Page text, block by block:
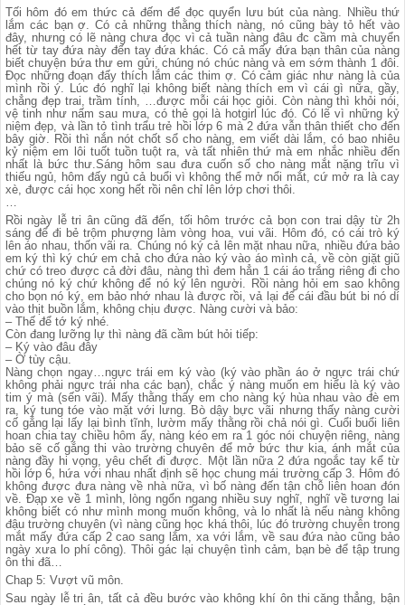
Tối hôm đó em thức cả đếm để đọc quyển lưu bút của nàng. Nhiều thứ
lắm các bạn ợ. Có cả những thằng thích nàng, nó cũng bày tỏ hết vào
đây, nhưng có lẽ nàng chưa đọc vì cả tuần nàng đâu đc cầm mà chuyển
hết từ tay đứa này đến tay đứa khác. Có cả mấy đứa bạn thân của nàng
biết chuyện bứa thư em gửi, chúng nó chúc nàng và em sớm thành 1 đôi.
Đọc những đoạn đấy thích lắm các thim ợ. Có cảm giác như nàng là của
mình rồi ý. Lúc đó nghĩ lại không biết nàng thích em vì cái gì nữa, gầy,
chẳng đẹp trai, trầm tính, …được mỗi cái học giỏi. Còn nàng thì khỏi nói,
vệ tinh như nấm sau mưa, có thẻ gọi là hotgirl lúc đó. Có lẽ vì những kỷ
niệm đẹp, và lần tỏ tình trẩu trẻ hồi lớp 6 mà 2 đứa vẫn thân thiết cho đến
bây giờ. Rồi thì nắn nót chốt sổ cho nàng, em viết dài lắm, có bao nhiêu
kỷ niệm em lôi tuốt tuồn tuột ra, và tất nhiên thứ mà em nhắc nhiều đến
nhất là bức thư.Sáng hôm sau đưa cuốn số cho nàng mắt nặng trĩu vì
thiếu ngủ, hôm đấy ngủ cả buổi vì không thể mở nổi mắt, cứ mở ra là cay
xè, được cái học xong hết rồi nên chỉ lên lớp chơi thôi.
…
Rồi ngày lễ tri ân cũng đã đến, tối hôm trước cả bọn con trai dậy từ 2h
sáng để đi bẻ trộm phượng làm vòng hoa, vui vãi. Hôm đó, có cái trò ký
lên áo nhau, thốn vãi ra. Chúng nó ký cả lên mặt nhau nữa, nhiều đứa bảo
em ký thì ký chứ em chả cho đứa nào ký vào áo mình cả, về còn giặt giũ
chứ có treo được cả đời đâu, nàng thì đem hẳn 1 cái áo trắng riêng đi cho
chúng nó ký chứ không để nó ký lên người. Rồi nàng hỏi em sao không
cho bọn nó ký, em bảo nhớ nhau là được rồi, vả lại để cái đầu bút bi nó dí
vào thịt buồn lắm, không chịu được. Nàng cười và bảo:
– Thế để tớ ký nhé.
Còn đang lưỡng lự thì nàng đã cầm bút hỏi tiếp:
– Ký vào đâu đây
– Ờ tùy cậu.
Nàng chọn ngay…ngực trái em ký vào (ký vào phần áo ở ngực trái chứ
không phải ngực trái nha các bạn), chắc ý nàng muốn em hiểu là ký vào
tim ý mà (sến vãi). Mấy thằng thấy em cho nàng ký hùa nhau vào đè em
ra, ký tung tóe vào mặt với lưng. Bò dậy bực vãi nhưng thấy nàng cười
cố gắng lại lấy lại bình tĩnh, lườm mấy thằng rồi chả nói gì. Cuổi buổi liên
hoan chia tay chiều hôm ấy, nàng kéo em ra 1 góc nói chuyện riêng, nàng
bảo sẽ cố gắng thi vào trường chuyên để mở bức thư kia, ánh mắt của
nàng đầy hi vọng, yêu chết đi được. Một lần nữa 2 đứa ngoắc tay kể từ
hồi lớp 6, hứa với nhau nhất định sẽ học chung mái trường cấp 3. Hôm đó
không được đưa nàng về nhà nữa, vì bố nàng đến tận chỗ liên hoan đón
về. Đạp xe về 1 mình, lòng ngổn ngang nhiều suy nghĩ, nghĩ về tương lai
không biết có như mình mong muốn không, và lo nhất là nếu nàng không
đậu trường chuyên (vì nàng cũng học khá thôi, lúc đó trường chuyên trong
mắt mấy đứa cấp 2 cao sang lắm, xa với lắm, về sau đứa nào cũng bảo
ngày xưa lo phí công). Thôi gác lại chuyện tình cảm, bạn bè để tập trung
ôn thi đã…
Chap 5: Vượt vũ môn.
Sau ngày lễ tri ân, tất cả đều bước vào không khí ôn thi căng thẳng, bận